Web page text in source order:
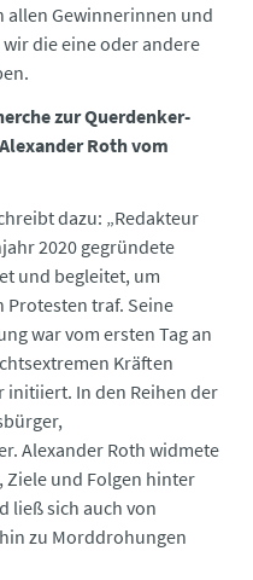
allen Gewinnerinnen und
die eine oder andere
zur Querdenker-
Roth vom
dazu: „Redakteur
2020 gegründete
und begleitet, um
Protesten traf. Seine
war vom ersten Tag an
Kräften
initiiert. In den Reihen der
Alexander Roth widmete
Ziele und Folgen hinter
ließ sich auch von
zu Morddrohungen